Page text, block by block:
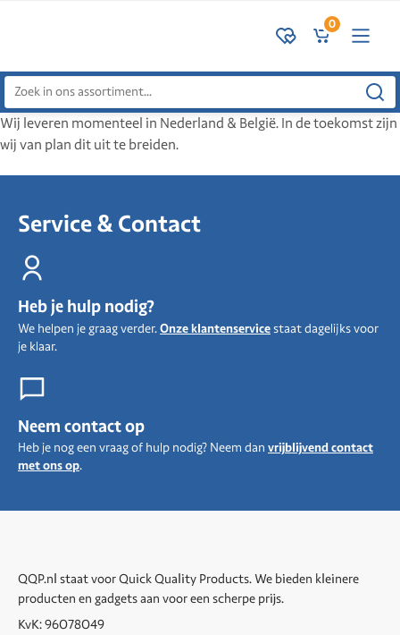
0
Zoeken
naar:
Wij leveren momenteel in Nederland & België. In de toekomst zijn
wij van plan dit uit te breiden.
Service & Contact
Heb je hulp nodig?
We helpen je graag verder.Onze klantenservicestaat dagelijks voor
je klaar.
Neem contact op
Heb je nog een vraag of hulp nodig? Neem dan vrijblijvend contact
met ons op.
QQP.nl staat voor Quick Quality Products. We bieden kleinere
producten en gadgets aan voor een scherpe prijs.
KvK: 96078049